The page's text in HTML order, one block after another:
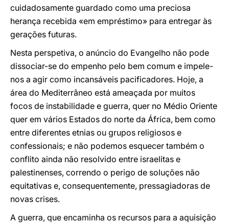
cuidadosamente guardado como uma preciosa
herança recebida «em empréstimo» para entregar às
gerações futuras.
Nesta perspetiva, o anúncio do Evangelho não pode
dissociar-se do empenho pelo bem comum e impele-
nos a agir como incansáveis pacificadores. Hoje, a
área do Mediterrâneo está ameaçada por muitos
focos de instabilidade e guerra, quer no Médio Oriente
quer em vários Estados do norte da África, bem como
entre diferentes etnias ou grupos religiosos e
confessionais; e não podemos esquecer também o
conflito ainda não resolvido entre israelitas e
palestinenses, correndo o perigo de soluções não
equitativas e, consequentemente, pressagiadoras de
novas crises.
A guerra, que encaminha os recursos para a aquisição